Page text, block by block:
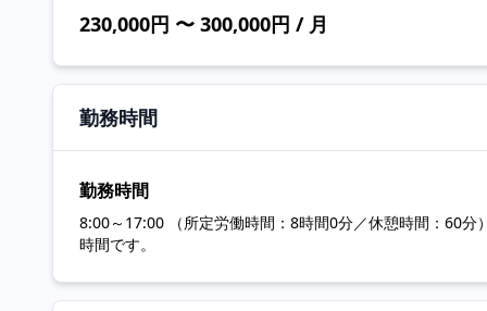
230,000円 〜 300,000円 / 月
勤務時間
勤務時間
8:00～17:00 （所定労働時間：8時間0分／休憩時間：60
時間です。